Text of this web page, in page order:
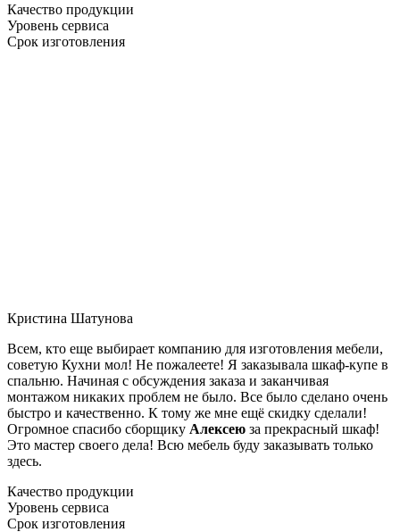
Качество продукции
Уровень сервиса
Срок изготовления
Кристина Шатунова
Всем, кто еще выбирает компанию для изготовления мебели,
советую Кухни мол! Не пожалеете! Я заказывала шкаф-купе в
спальню. Начиная с обсуждения заказа и заканчивая
монтажом никаких проблем не было. Все было сделано очень
быстро и качественно. К тому же мне ещё скидку сделали!
Огромное спасибо сборщику Алексею за прекрасный шкаф!
Это мастер своего дела! Всю мебель буду заказывать только
здесь.
Качество продукции
Уровень сервиса
Срок изготовления